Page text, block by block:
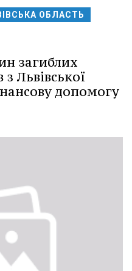
ОБЛАСТЬ
загиблих
Львівської
допомогу